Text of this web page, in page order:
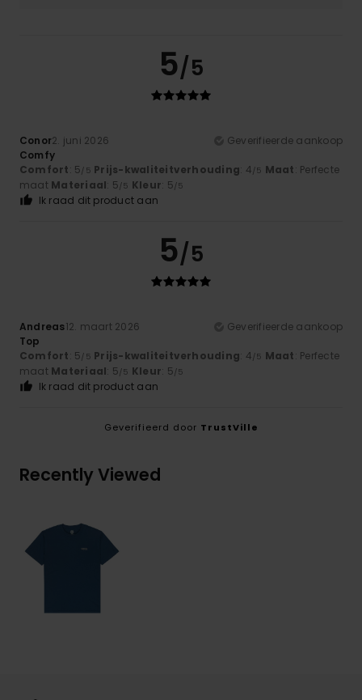
5/5
Conor2. juni 2026
Geverifieerde aankoop
Comfy
Comfort: 5/5 Prijs-kwaliteitverhouding: 4/5 Maat: Perfecte
maat Materiaal: 5/5 Kleur: 5/5
Ik raad dit product aan
5/5
Andreas12. maart 2026
Geverifieerde aankoop
Top
Comfort: 5/5 Prijs-kwaliteitverhouding: 4/5 Maat: Perfecte
maat Materiaal: 5/5 Kleur: 5/5
Ik raad dit product aan
Geverifieerd door TrustVille
Recently Viewed